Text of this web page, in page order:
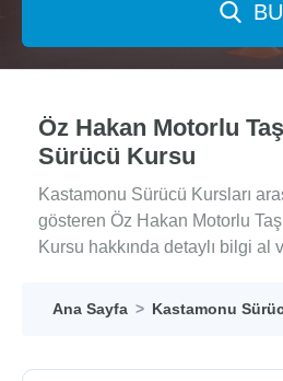
Öz Hakan Motorlu
Sürücü Kursu
Kastamonu Sürücü Kursları
gösteren Öz Hakan Motorlu
Kursu hakkında detaylı bilgi al
Ana Sayfa Kastamonu